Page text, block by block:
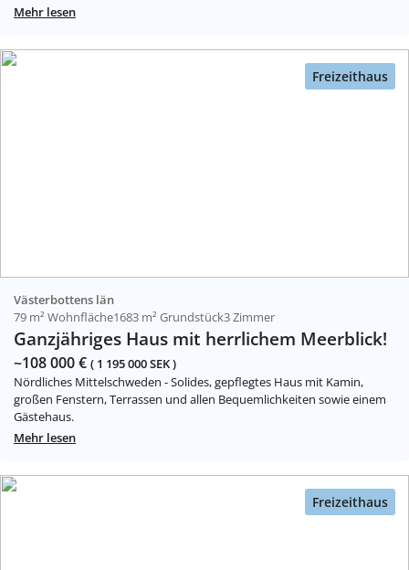
Mehr lesen
Freizeithaus
Västerbottens län
79 m² Wohnfläche1683 m² Grundstück3 Zimmer
Ganzjähriges Haus mit herrlichem Meerblick!
~108 000 € ( 1 195 000 SEK )
Nördliches Mittelschweden - Solides, gepflegtes Haus mit Kamin,
großen Fenstern, Terrassen und allen Bequemlichkeiten sowie einem
Gästehaus.
Mehr lesen
Freizeithaus